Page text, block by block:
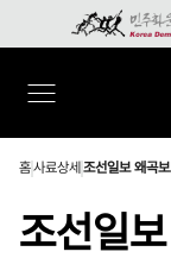
홈사료상세 조선일보 왜곡
조선일